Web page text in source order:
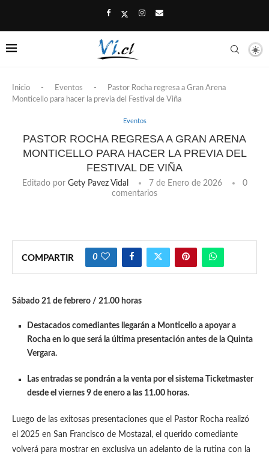
Inicio - Eventos -
Pastor Rocha regresa a Gran Arena
Monticello para hacer la previa del Festival de Viña
Eventos
PASTOR ROCHA REGRESA A GRAN ARENA
MONTICELLO PARA HACER LA PREVIA DEL
FESTIVAL DE VIÑA
Editado por Gety Pavez Vidal 7 de Enero de 2026
0
comentarios
COMPARTIR 0
Sábado 21 de febrero / 21.00 horas
Destacados comediantes llegarán a Monticello a apoyar a
Rocha en lo que será la última presentación antes de la Quinta
Vergara.
Las entradas se pondrán a la venta por el sistema Ticketmaster
desde el viernes 9 de enero a las 11.00 horas.
Luego de las exitosas presentaciones que el Pastor Rocha realizó
el 2025 en San Francisco de Mostazal, el querido comediante
volverá para mostrar en exclusiva un adelanto de la rutina con la